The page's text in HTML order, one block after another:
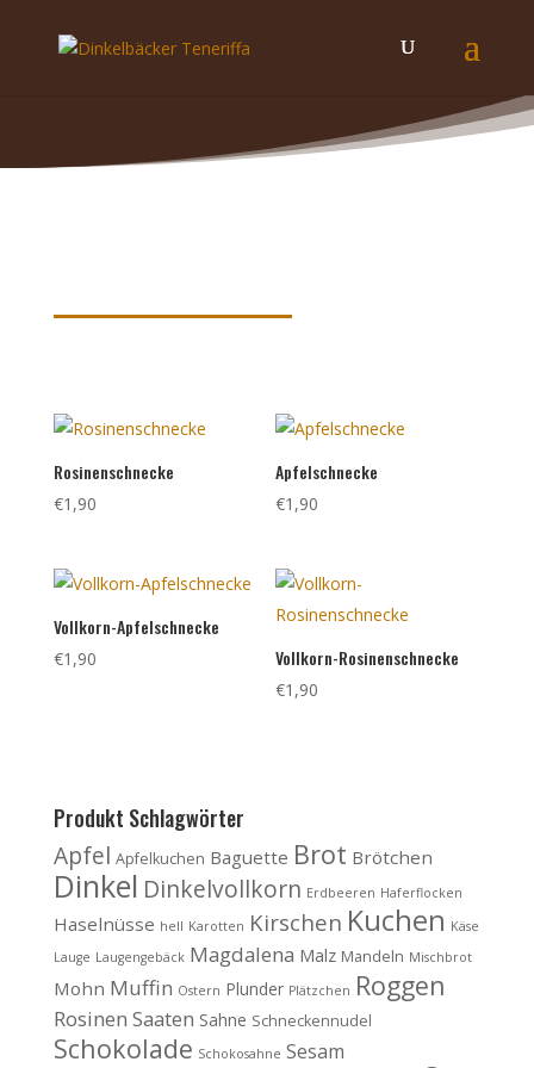
Rosinenschnecke
€1,90
Apfelschnecke
€1,90
Vollkorn-Apfelschnecke
€1,90 Vollkorn-Rosinenschnecke
€1,90
Produkt Schlagwörter
Apfel Apfelkuchen Baguette Brot Brötchen
Dinkel Dinkelvollkorn Erdbeeren Haferflocken
Haselnüsse hell Karotten Kirschen Kuchen Käse
Lauge Laugengebäck Magdalena Malz Mandeln Mischbrot
Mohn Muffin Ostern Plunder Plätzchen Roggen
Rosinen Saaten Sahne Schneckennudel
Schokolade Schokosahne Sesam